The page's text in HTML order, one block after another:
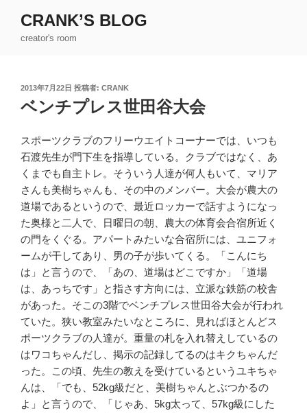
CRANK’S BLOG
creator's room
投
日:
2013年7月22日 投稿者: CRANK
ベンチプレス世田谷大会
スポーツクラブのフリーウエイトコーナーでは、いつも
石渡先生が門下生を指導している。クラブではなく、あ
くまでも自主トレ。そういう人達が何人もいて、マリア
さんも美樹ちゃんも、その中のメンバー。大会が農大の
道場であるというので、最近ロッカーで話すようになっ
た奥様と二人で、日曜日の朝、農大の体育会合宿所近く
の門をくぐる。アパートみたいな合宿所には、ユニフォ
ームが干してあり、男の子が歩いてくる。「こんにち
は」と言うので、「あの、道場はどこですか」「道場
は、あっちです」と指さす方向には、立派な鉄筋の校舎
があった。そこの3階でベンチプレス世田谷大会が行われ
ていた。狭い教室みたいなところに、見ればほとんどス
ポーツクラブの人達が。重量の札を入れ替えしているの
はワコちゃんだし、掲示の記録してるのはキクちゃんだ
った。この頃、先生の教えを受けているというユキちゃ
んは、「でも、52kg級だと、美樹ちゃんとぶつかるの
よ」と言うので、「じゃあ、5kg太って、57kg級にした